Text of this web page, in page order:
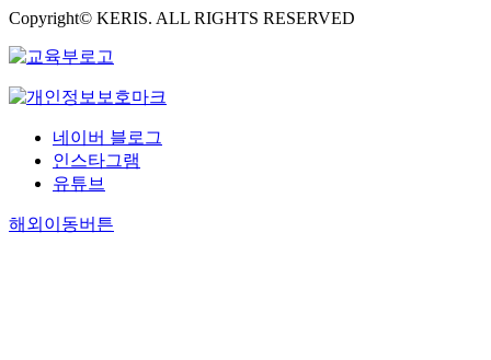
Copyright© KERIS. ALL RIGHTS RESERVED
네이버 블로그
인스타그램
유튜브
해외이동버튼